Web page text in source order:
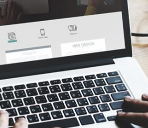
Diferentele dintre
articolele seo si
advertoriale